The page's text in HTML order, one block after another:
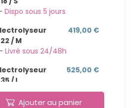
Dispo sous 5 jours
/ M
Livré sous 24/48h
419,00 €
/ L
-Dispo sous 5 jours
525,00 €
Ajouter au panier